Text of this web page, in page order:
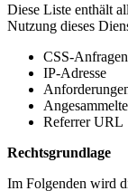
Diese Liste enthält
Nutzung dieses
CSS-Anfragen
IP-Adresse
Referrer URL
Rechtsgrundlage
Im Folgenden wird